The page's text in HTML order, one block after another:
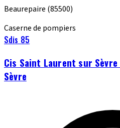
Beaurepaire (85500)
Caserne de pompiers
Sdis 85
Cis Saint Laurent sur
Sèvre